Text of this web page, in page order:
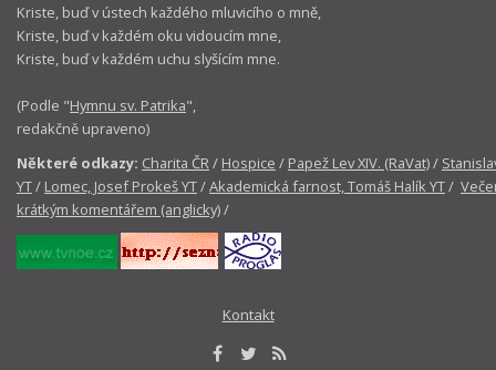
Kriste, buď v ústech každého mluvicího o mně,
Kriste, buď v každém oku vidoucím mne,
Kriste, buď v každém uchu slyšícím mne.
(Podle "Hymnu sv. Patrika",
redakčně upraveno)
Některé odkazy: Charita ČR/ Hospice / Papež Lev XIV. (RaVat)/
YT/ Lomec, Josef Prokeš YT/Akademická farnost, Tomáš Halík YT/
krátkým komentářem (anglicky)/
Kontakt